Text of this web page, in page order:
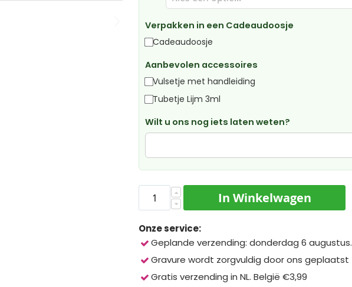
Verpakken in een Cadeaudoosje
Cadeaudoosje
Aanbevolen accessoires
Vulsetje met handleiding
Tubetje Lijm 3ml
Wilt u ons nog iets laten weten?
In Winkelwagen
Onze service:
Geplande verzending: donderdag 6 augustus.
Gravure wordt zorgvuldig door ons geplaatst
Gratis verzending in NL. België €3,99